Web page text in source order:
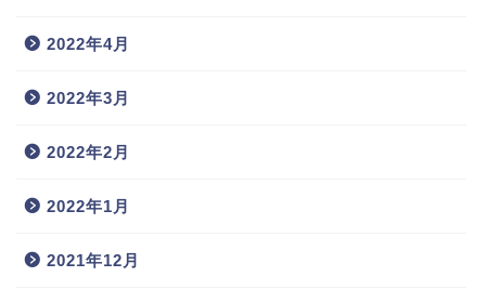
2022年4月
2022年3月
2022年2月
2022年1月
2021年12月